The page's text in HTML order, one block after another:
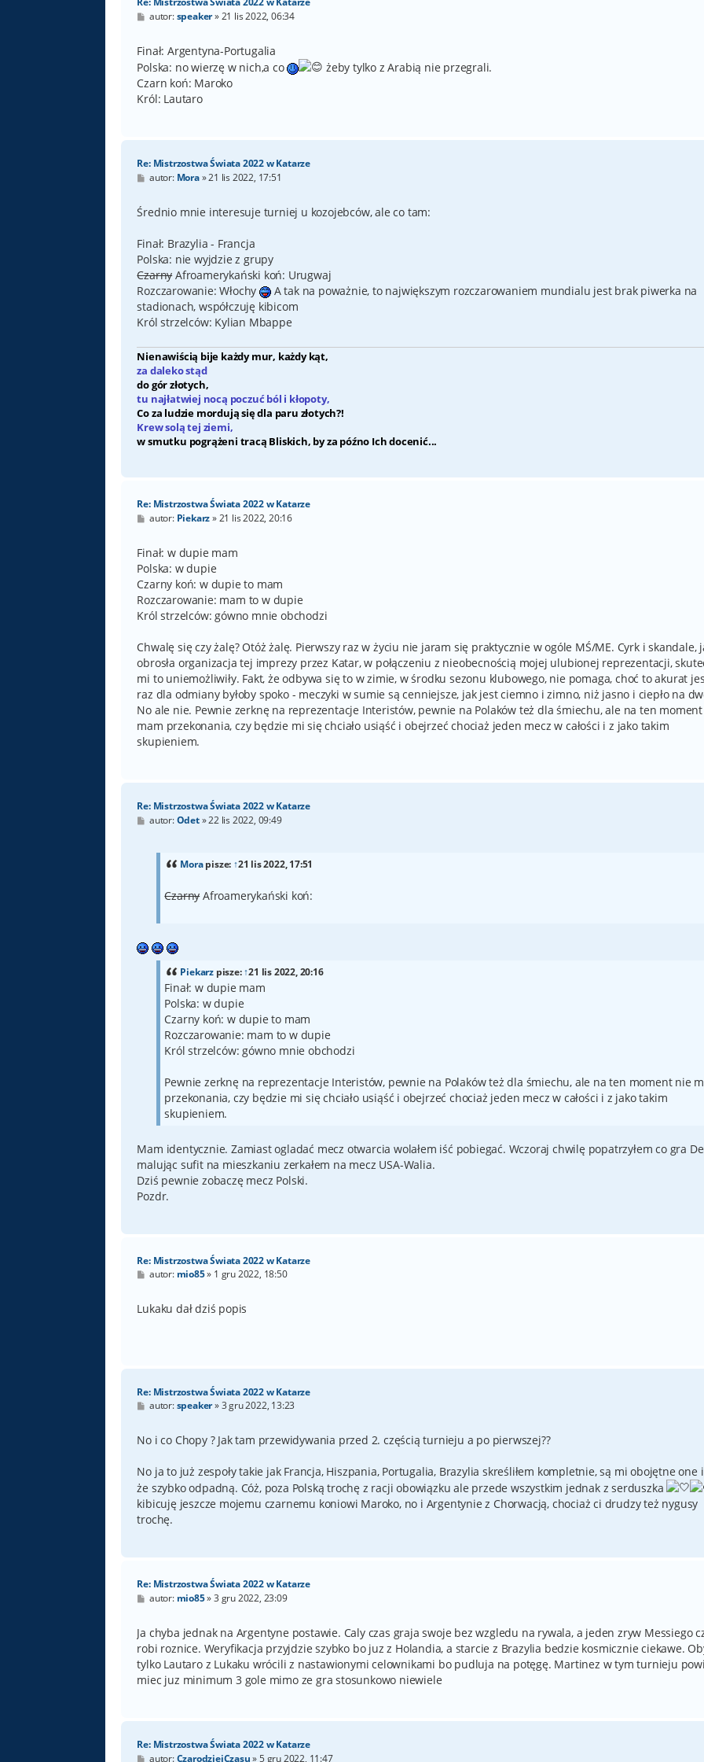
P
t
autor:speaker»21 lis 2022, 06:34
Finał: Argentyna-Portugalia
Polska: no wierzę w nich,a co
żeby tylko z Arabią nie przegrali.
Czarn koń: Maroko
Król: Lautaro
Re: Mistrzostwa Świata 2022 w Katarze
P
t
autor: Mora»21 lis 2022, 17:51
Średnio mnie interesuje turniej u kozojebców, ale co tam:
Finał: Brazylia - Francja
Polska: nie wyjdzie z grupy
CzarnyAfroamerykański koń: Urugwaj
Rozczarowanie: Włochy
A tak na poważnie, to największym rozczarowaniem mundialu jest brak piwerka na
stadionach, współczuję kibicom
Król strzelców: Kylian Mbappe
Nienawiścią bije każdy mur, każdy kąt,
za daleko stąd
do gór złotych,
tu najłatwiej nocą poczuć ból i kłopoty,
Co za ludzie mordują się dla paru złotych?!
Krew solą tej ziemi,
w smutku pogrążeni tracą Bliskich, by za późno Ich docenić...
Re: Mistrzostwa Świata 2022 w Katarze
P
t
autor: Piekarz»21 lis 2022, 20:16
Finał: w dupie mam
Polska: w dupie
Czarny koń: w dupie to mam
Rozczarowanie: mam to w dupie
Król strzelców: gówno mnie obchodzi
Chwalę się czy żalę? Otóż żalę. Pierwszy raz w życiu nie jaram się praktycznie w ogóle MŚ/ME. Cyrk i skandale,
obrosła organizacja tej imprezy przez Katar, w połączeniu z nieobecnością mojej ulubionej reprezentacji,
mi to uniemożliwiły. Fakt, że odbywa się to w zimie, w środku sezonu klubowego, nie pomaga, choć to akurat
raz dla odmiany byłoby spoko - meczyki w sumie są cenniejsze, jak jest ciemno i zimno, niż jasno i ciepło na
No ale nie. Pewnie zerknę na reprezentacje Interistów, pewnie na Polaków też dla śmiechu, ale na ten
mam przekonania, czy będzie mi się chciało usiąść i obejrzeć chociaż jeden mecz w całości i z jako takim
skupieniem.
Re: Mistrzostwa Świata 2022 w Katarze
Pautor:Odet»22 lis 2022, 09:49
Morapisze: ↑21 lis 2022, 17:51
CzarnyAfroamerykański koń:
Piekarz pisze:↑21 lis 2022, 20:16
Finał: w dupie mam
Polska: w dupie
Czarny koń: w dupie to mam
Rozczarowanie: mam to w dupie
Król strzelców: gówno mnie obchodzi
Pewnie zerknę na reprezentacje Interistów, pewnie na Polaków też dla śmiechu, ale na ten moment nie
przekonania, czy będzie mi się chciało usiąść i obejrzeć chociaż jeden mecz w całości i z jako takim
skupieniem.
Mam identycznie. Zamiast ogladać mecz otwarcia wolałem iść pobiegać. Wczoraj chwilę popatrzyłem co gra
malując sufit na mieszkaniu zerkałem na mecz USA-Walia.
Dziś pewnie zobaczę mecz Polski.
Pozdr.
Re: Mistrzostwa Świata 2022 w Katarze
P
t
autor: mio85» 1 gru 2022, 18:50
Lukaku dał dziś popis
Re: Mistrzostwa Świata 2022 w Katarze
P
t
autor:speaker»3 gru 2022, 13:23
No i co Chopy ? Jak tam przewidywania przed 2. częścią turnieju a po pierwszej??
No ja to już zespoły takie jak Francja, Hiszpania, Portugalia, Brazylia skreśliłem kompletnie, są mi obojętne one
że szybko odpadną. Cóż, poza Polską trochę z racji obowiązku ale przede wszystkim jednak z serduszka
kibicuję jeszcze mojemu czarnemu koniowi Maroko, no i Argentynie z Chorwacją, chociaż ci drudzy też nygusy
trochę.
Re: Mistrzostwa Świata 2022 w Katarze
P
t
autor: mio85»3 gru 2022, 23:09
Ja chyba jednak na Argentyne postawie. Caly czas graja swoje bez wzgledu na rywala, a jeden zryw Messiego
robi roznice. Weryfikacja przyjdzie szybko bo juz z Holandia, a starcie z Brazylia bedzie kosmicznie ciekawe.
tylko Lautaro z Lukaku wrócili z nastawionymi celownikami bo pudluja na potęgę. Martinez w tym turnieju
miec juz minimum 3 gole mimo ze gra stosunkowo niewiele
Re: Mistrzostwa Świata 2022 w Katarze
Pautor:CzarodziejCzasu»5 gru 2022, 11:47